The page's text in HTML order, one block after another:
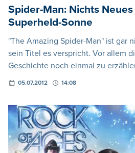
Spider-Man: Nichts
Superheld-Sonne
"The Amazing Spider-Man" ist gar
sein Titel es verspricht. Vor allem
Geschichte noch einmal zu
05.07.2012 14:08